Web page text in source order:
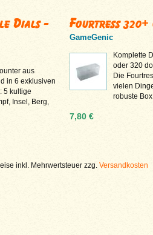
Dials -
aus
in 6 exklusiven
5 kultige
Insel, Berg,
Fourtress 320+
GameGenic
Komplette
oder 320
Die
vielen
robuste Box
7,80 €
inkl. Mehrwertsteuer zzg. Versandkosten